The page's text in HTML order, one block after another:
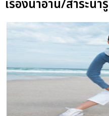
เรื่องน่าอ่าน/สาระน่ารู้